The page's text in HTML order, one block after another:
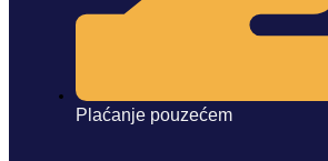
Plaćanje pouzećem